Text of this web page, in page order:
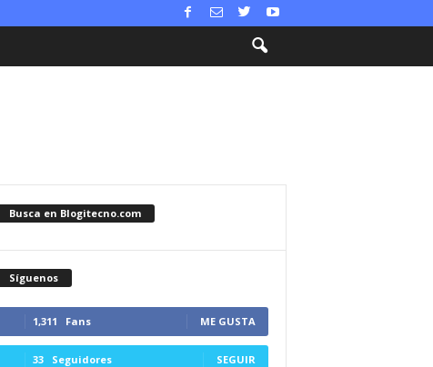
Busca en Blogitecno.com
Síguenos
1,311 Fans ME GUSTA
33 Seguidores SEGUIR